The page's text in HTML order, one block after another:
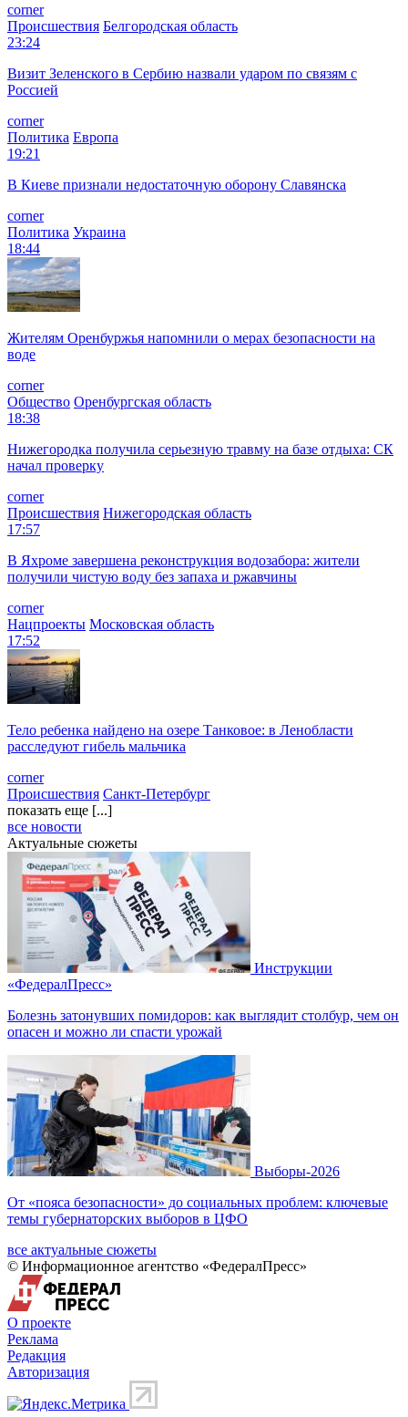
corner
Происшествия Белгородская область
23:24
Визит Зеленского в Сербию назвали ударом по связям с
Россией
corner
Политика Европа
19:21
В Киеве признали недостаточную оборону Славянска
corner
Политика Украина
18:44
Жителям Оренбуржья напомнили о мерах безопасности на
воде
corner
Общество Оренбургская область
18:38
Нижегородка получила серьезную травму на базе отдыха: СК
начал проверку
corner
Происшествия Нижегородская область
17:57
В Яхроме завершена реконструкция водозабора: жители
получили чистую воду без запаха и ржавчины
corner
Нацпроекты Московская область
17:52
Тело ребенка найдено на озере Танковое: в Ленобласти
расследуют гибель мальчика
corner
Происшествия Санкт-Петербург
показать еще [...]
все новости
Актуальные сюжеты
Инструкции
«ФедералПресс»
Болезнь затонувших помидоров: как выглядит столбур, чем он
опасен и можно ли спасти урожай
Выборы-2026
От «пояса безопасности» до социальных проблем: ключевые
темы губернаторских выборов в ЦФО
все актуальные сюжеты
© Информационное агентство «ФедералПресс»
О проекте
Реклама
Редакция
Авторизация